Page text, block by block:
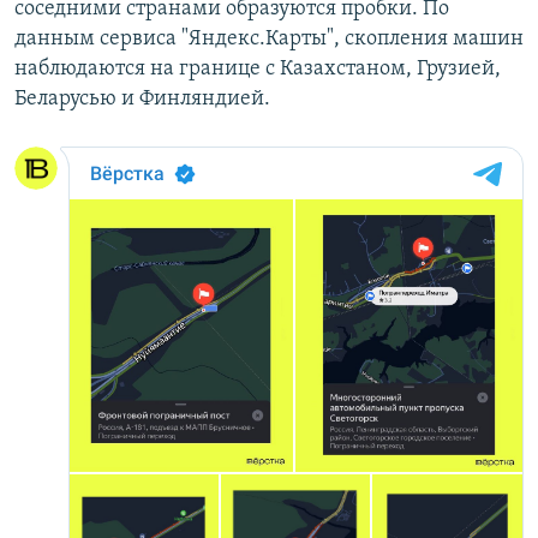
соседними странами образуются пробки. По
данным сервиса "Яндекс.Карты", скопления машин
наблюдаются на границе с Казахстаном, Грузией,
Беларусью и Финляндией.